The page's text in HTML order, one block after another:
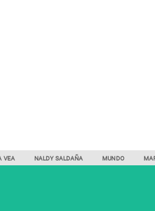
VEA NALDY SALDAÑA MUNDO